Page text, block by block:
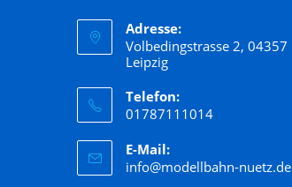
Heller
Herpa
Herrmann &Partner Straßenbahnmodelle
Hornby
Jägerndorfer
Adresse:
Volbedingstrasse 2, 04357
Leipzig
Telefon:
01787111014
E-Mail:
info@modellbahn-nuetz.de